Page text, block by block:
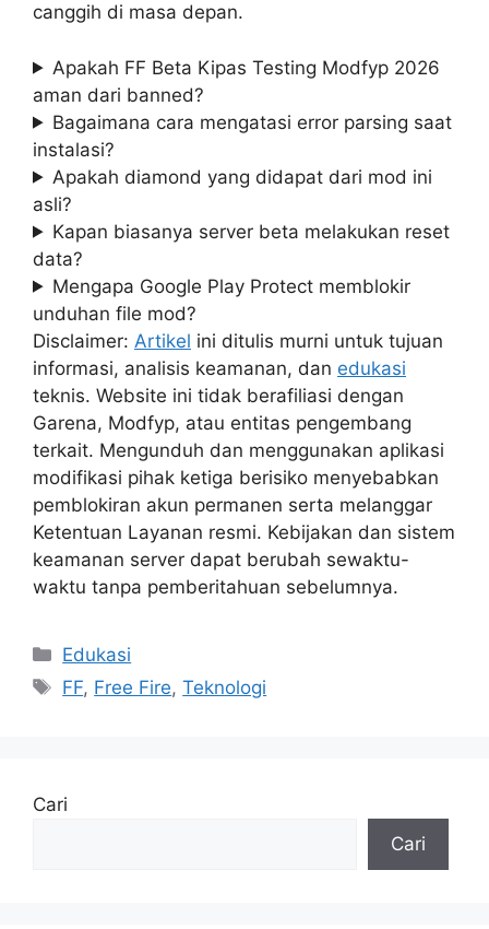
canggih di masa depan.
Apakah FF Beta Kipas Testing Modfyp 2026
aman dari banned?
Bagaimana cara mengatasi error parsing saat
instalasi?
Apakah diamond yang didapat dari mod ini
asli?
Kapan biasanya server beta melakukan reset
data?
Mengapa Google Play Protect memblokir
unduhan file mod?
Disclaimer: Artikel ini ditulis murni untuk tujuan
informasi, analisis keamanan, dan edukasi
teknis. Website ini tidak berafiliasi dengan
Garena, Modfyp, atau entitas pengembang
terkait. Mengunduh dan menggunakan aplikasi
modifikasi pihak ketiga berisiko menyebabkan
pemblokiran akun permanen serta melanggar
Ketentuan Layanan resmi. Kebijakan dan sistem
keamanan server dapat berubah sewaktu-
waktu tanpa pemberitahuan sebelumnya.
Kategori
Edukasi
Tag
FF, Free Fire,Teknologi
Cari
Cari